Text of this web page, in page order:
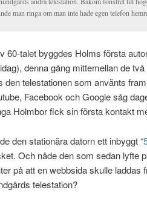
man ringa om man inte hade egen telefon
60-talet byggdes Holms första
denna gång mittemellan de
den telestationen som använts
Facebook och Google såg
Holmbor fick sin första kontakt
den stationära datorn ett inbyggt
Och nåde den som sedan lyfte
på att en webbsida skulle
telestation?